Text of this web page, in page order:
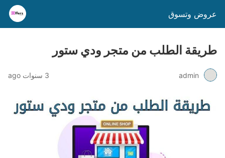
عروض وتسوق
طريقة الطلب من متجر ودي ستور
admin 3 سنوات ago